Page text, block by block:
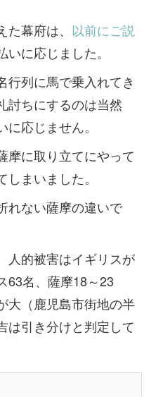
幕府は、 以前にご説
に応じました。
行列に馬で乗入れてき
討ちにするのは当然
応じません。
摩に取り立てにやって
まいました。
れない薩摩の違いで
人的被害はイギリスが
63名、薩摩18～23
大（鹿児島市街地の半
は引き分けと判定して